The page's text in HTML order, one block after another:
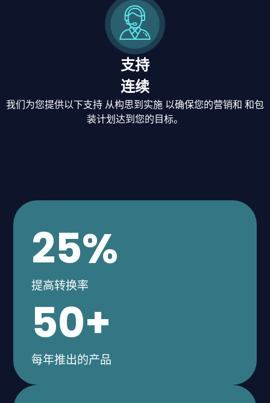
支持
连续
我们为您提供以下支持 从构思到实施 以确保您的营销和 和包
装计划达到您的目标。
提高转换率
25%
每年推出的产品
50+